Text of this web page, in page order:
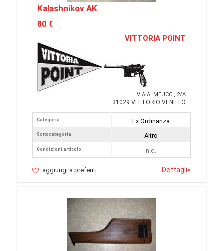
Kalashnikov AK
80 €
VITTORIA POINT
VIA A. MEUCCI, 2/A
31029 VITTORIO VENETO
Categoria
Sottocategoria
Condizioni articolo
Ex Ordinanza
Altro
n.d.
aggiungi a preferiti Dettagli»